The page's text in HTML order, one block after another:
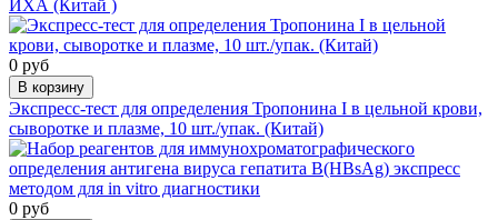
ИХА (Китай )
0 руб
В корзину
Экспресс-тест для определения Тропонина I в цельной крови,
сыворотке и плазме, 10 шт./упак. (Китай)
0 руб